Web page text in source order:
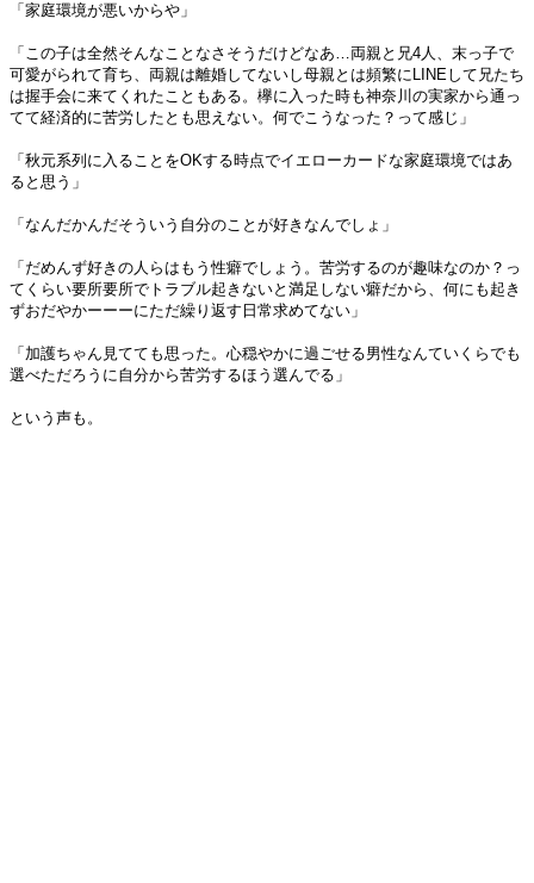
「家庭環境が悪いからや」
「この子は全然そんなことなさそうだけどなあ…両親と兄4人、末っ子で
可愛がられて育ち、両親は離婚してないし母親とは頻繁にLINEして兄たち
は握手会に来てくれたこともある。欅に入った時も神奈川の実家から通っ
てて経済的に苦労したとも思えない。何でこうなった？って感じ」
「秋元系列に入ることをOKする時点でイエローカードな家庭環境ではあ
ると思う」
「なんだかんだそういう自分のことが好きなんでしょ」
「だめんず好きの人らはもう性癖でしょう。苦労するのが趣味なのか？っ
てくらい要所要所でトラブル起きないと満足しない癖だから、何にも起き
ずおだやかーーーにただ繰り返す日常求めてない」
「加護ちゃん見てても思った。心穏やかに過ごせる男性なんていくらでも
選べただろうに自分から苦労するほう選んでる」
という声も。